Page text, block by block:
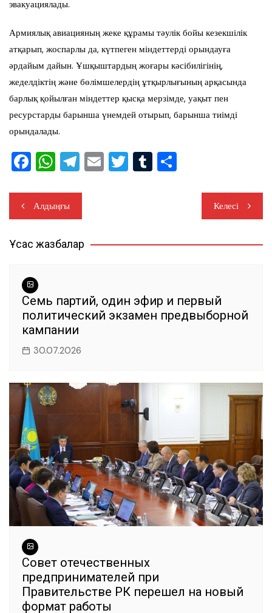
эвакуациялады.
Армиялық авиацияның жеке құрамы тәулік бойы кезекшілік
атқарып, жоспарлы да, күтпеген міндеттерді орындауға
әрдайым дайын. Ұшқыштардың жоғары кәсібилігінің,
жеделдіктің және бөлімшелердің ұтқырлығының арқасында
барлық қойылған міндеттер қысқа мерзімде, уақыт пен
ресурстарды барынша үнемдей отырып, барынша тиімді
орындалады.
F
c
e
b
o
k
W
at
s
A
T
e
gr
a
m
E T T
r ть
Навигация
по
записям
Алдыңғы Келесі
Ұқсас жазбалар
Семь партий, один эфир и первый
политический экзамен предвыборной
кампании
30.07.2026
Совет отечественных
предпринимателей при
Правительстве РК перешел на новый
формат работы